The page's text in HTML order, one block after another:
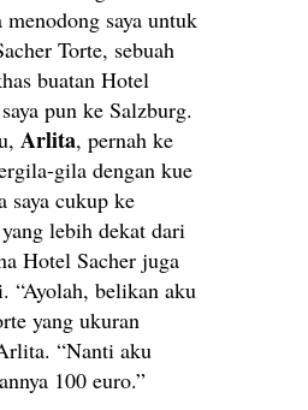
saya untuk
Torte, sebuah
buatan Hotel
pun ke Salzburg.
Arlita, pernah ke
gila dengan kue
saya cukup ke
lebih dekat dari
Hotel Sacher juga
“Ayolah, belikan aku
yang ukuran
“Nanti aku
100 euro.”